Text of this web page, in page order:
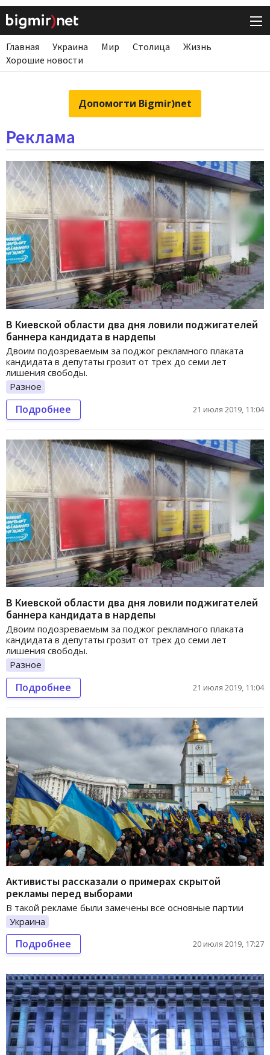
Главная Украина Мир Столица
Жизнь
Хорошие новости
Допомогти Bigmir)net
Реклама
В Киевской области два дня ловили поджигателей
баннера кандидата в нардепы
Двоим подозреваемым за поджог рекламного плаката
кандидата в депутаты грозит от трех до семи лет
лишения свободы.
Разное
Подробнее 21 июля 2019, 11:04
В Киевской области два дня ловили поджигателей
баннера кандидата в нардепы
Двоим подозреваемым за поджог рекламного плаката
кандидата в депутаты грозит от трех до семи лет
лишения свободы.
Разное
Подробнее 21 июля 2019, 11:04
Активисты рассказали о примерах скрытой
рекламы перед выборами
В такой рекламе были замечены все основные партии
Украина
Подробнее 20 июля 2019, 17:27